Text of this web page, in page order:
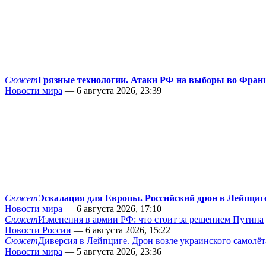
СюжетГрязные технологии. Атаки РФ на выборы во
Новости мира — 6 августа 2026, 23:39
СюжетЭскалация для Европы. Российский дрон в
Новости мира — 6 августа 2026, 17:10
СюжетИзменения в армии РФ: что стоит за решением Путина
Новости России — 6 августа 2026, 15:22
СюжетДиверсия в Лейпциге. Дрон возле украинского
Новости мира — 5 августа 2026, 23:36